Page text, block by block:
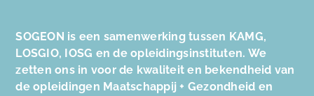
SOGEON is een samenwerking tussen KAMG,
LOSGIO, IOSG en de opleidingsinstituten. We
zetten ons in voor de kwaliteit en bekendheid van
de opleidingen Maatschappij + Gezondheid en